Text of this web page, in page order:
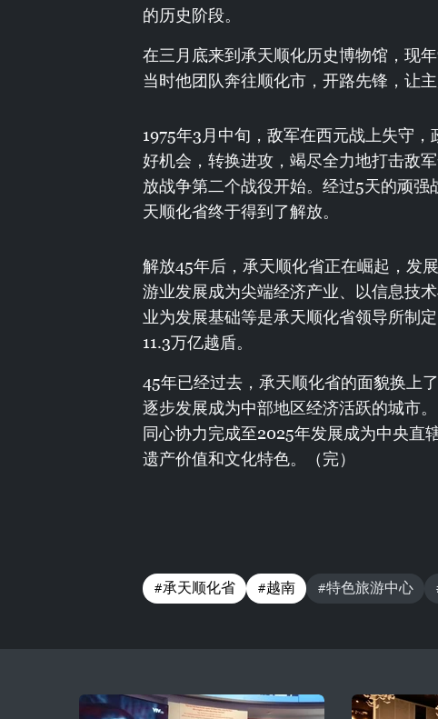
的历史阶段。
在三月底来到承天顺化历史博物馆，现
当时他团队奔往顺化市，开路先锋，让
1975年3月中旬，敌军在西元战上失守
好机会，转换进攻，竭尽全力地打击敌
放战争第二个战役开始。经过5天的顽
天顺化省终于得到了解放。
解放45年后，承天顺化省正在崛起，发
游业发展成为尖端经济产业、以信息技
业为发展基础等是承天顺化省领导所制
11.3万亿越盾。
45年已经过去，承天顺化省的面貌换上
逐步发展成为中部地区经济活跃的城市
同心协力完成至2025年发展成为中央直
遗产价值和文化特色。（完）
#承天顺化省 #越南 #特色旅游中心